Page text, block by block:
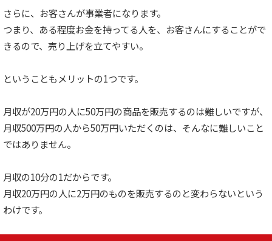
さらに、お客さんが事業者になります。
つまり、ある程度お金を持ってる人を、お客さんにすることがで
きるので、売り上げを立てやすい。
ということもメリットの1つです。
月収が20万円の人に50万円の商品を販売するのは難しいですが、
月収500万円の人から50万円いただくのは、そんなに難しいこと
ではありません。
月収の10分の1だからです。
月収20万円の人に2万円のものを販売するのと変わらないという
わけです。